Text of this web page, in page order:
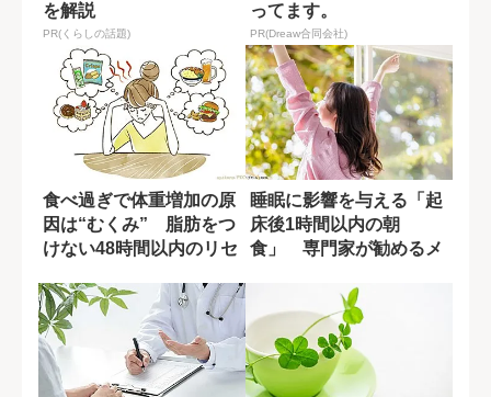
を解説
PR(くらしの話題)
ってます。
PR(Dreaw合同会社)
食べ過ぎで体重増加の原
因は“むくみ” 脂肪をつ
けない48時間以内のリセ
睡眠に影響を与える「起
床後1時間以内の朝
食」 専門家が勧めるメ